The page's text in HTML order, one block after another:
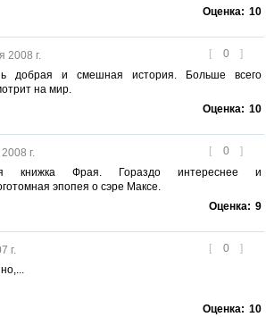
Оценка: 10
[ 0 ]
2008 г.
добрая и смешная история. Больше всего
на мир.
Оценка: 10
[ 0 ]
г.
книжка Фрая. Гораздо интереснее и
эпопея о сэре Максе.
Оценка: 9
[ 0 ]
г.
Оценка: 10